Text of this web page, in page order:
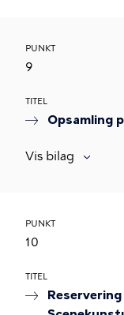
PUNKT
9
TITEL
Opsamling
Vis bilag
PUNKT
10
TITEL